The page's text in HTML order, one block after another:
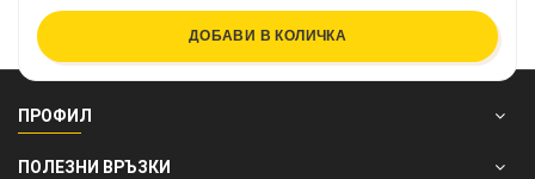
ДОБАВИ В КОЛИЧКА
ПРОФИЛ
ПОЛЕЗНИ ВРЪЗКИ